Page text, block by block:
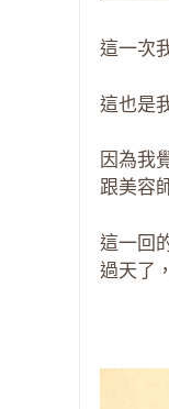
這一次
這也是
因為我
跟美容
這一回
過天了